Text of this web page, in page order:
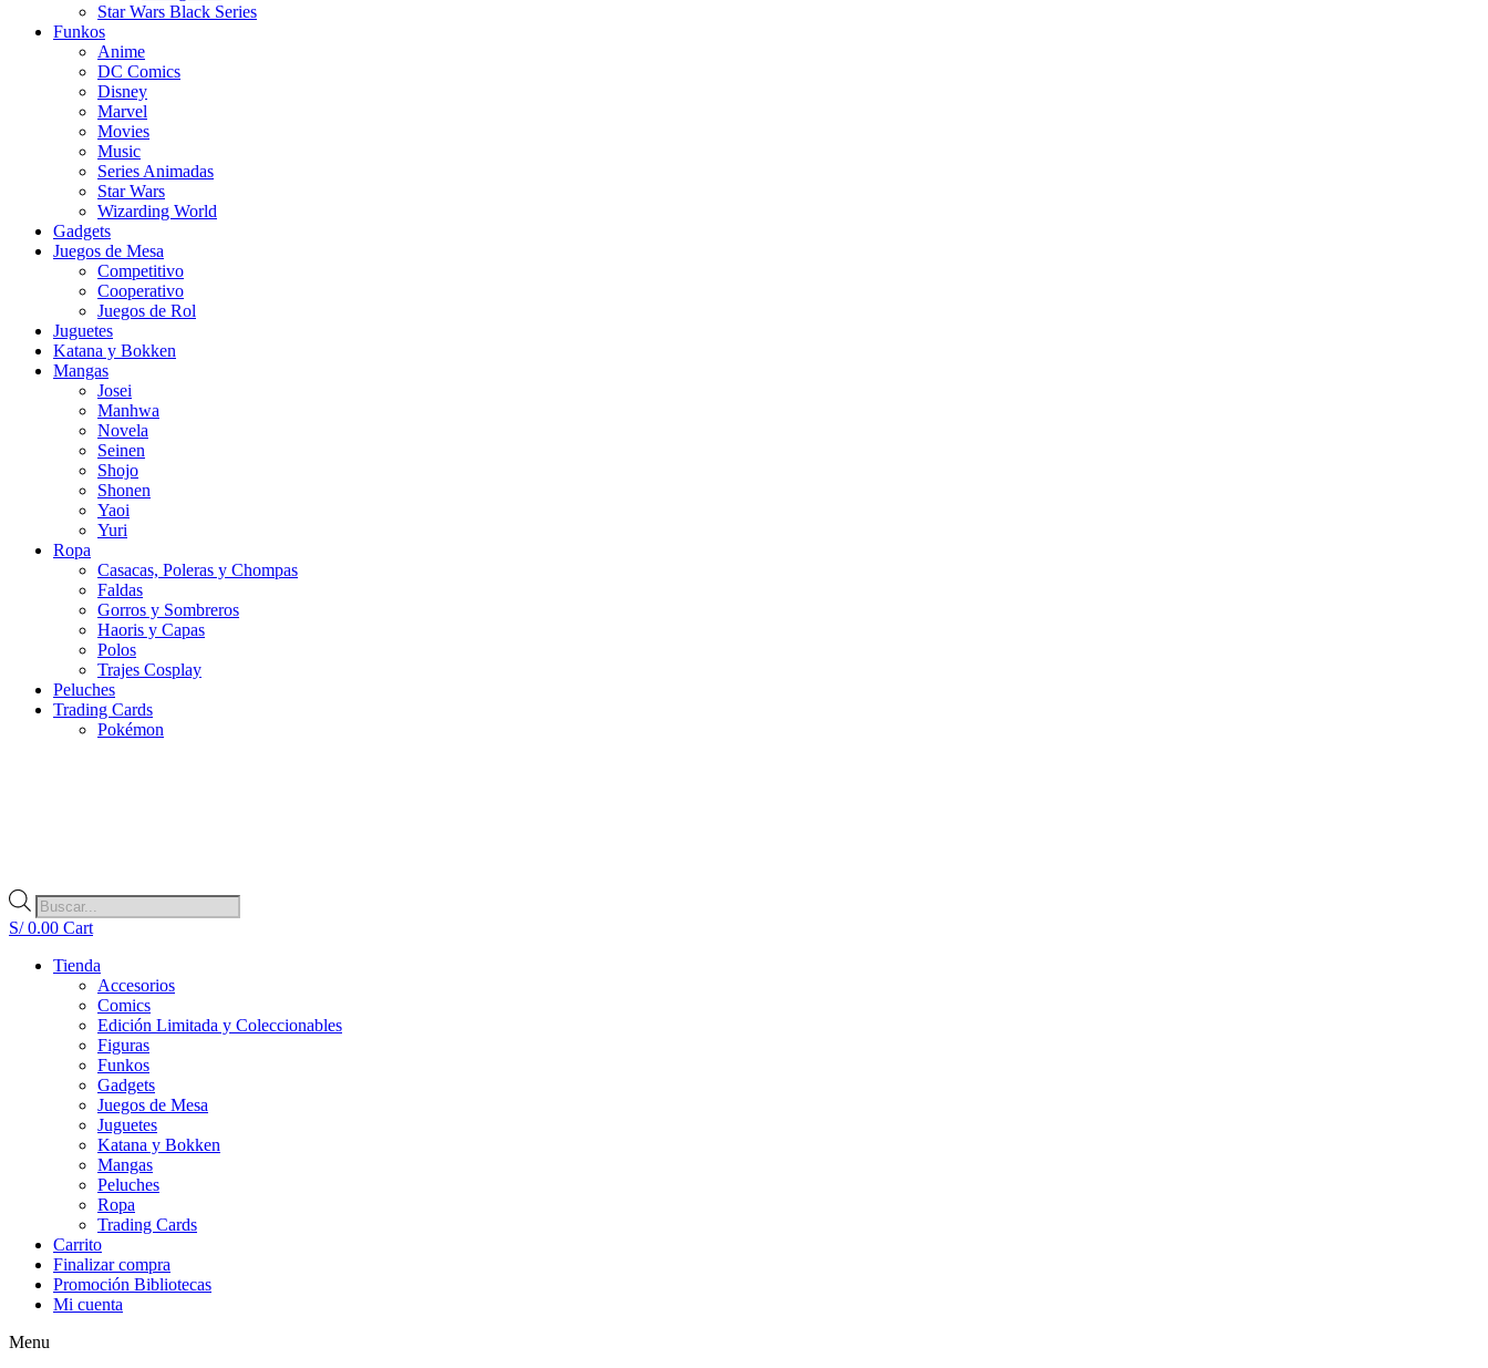
Star Wars Black Series
Funkos
Anime
DC Comics
Disney
Marvel
Movies
Music
Series Animadas
Star Wars
Wizarding World
Gadgets
Juegos de Mesa
Competitivo
Cooperativo
Juegos de Rol
Juguetes
Katana y Bokken
Mangas
Josei
Manhwa
Novela
Seinen
Shojo
Shonen
Yaoi
Yuri
Ropa
Casacas, Poleras y Chompas
Faldas
Gorros y Sombreros
Haoris y Capas
Polos
Trajes Cosplay
Peluches
Trading Cards
Pokémon
Búsqueda
de
productos
S/0.00 Cart
Tienda
Accesorios
Comics
Edición Limitada y Coleccionables
Figuras
Funkos
Gadgets
Juegos de Mesa
Juguetes
Katana y Bokken
Mangas
Peluches
Ropa
Trading Cards
Carrito
Finalizar compra
Promoción Bibliotecas
Mi cuenta
Menu